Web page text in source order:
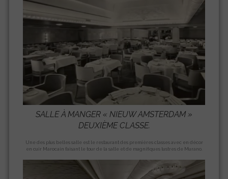
SALLE À MANGER « NIEUW AMSTERDAM »
DEUXIÈME CLASSE.
Une des plus belles salle est le restaurant des premières classes avec en décor
en cuir Marocain faisant le tour de la salle et de magnifiques lustres de Murano.